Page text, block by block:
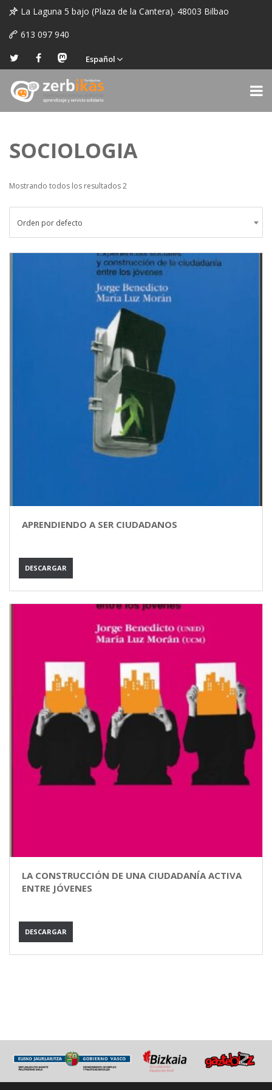
La Laguna 5 bajo (Plaza de la Cantera). 48003 Bilbao
613 097 940
Español
SOCIOLOGIA
Mostrando todos los resultados 2
Orden por defecto
APRENDIENDO A SER CIUDADANOS
DESCARGAR
LA CONSTRUCCIÓN DE UNA CIUDADANÍA ACTIVA
ENTRE JÓVENES
DESCARGAR